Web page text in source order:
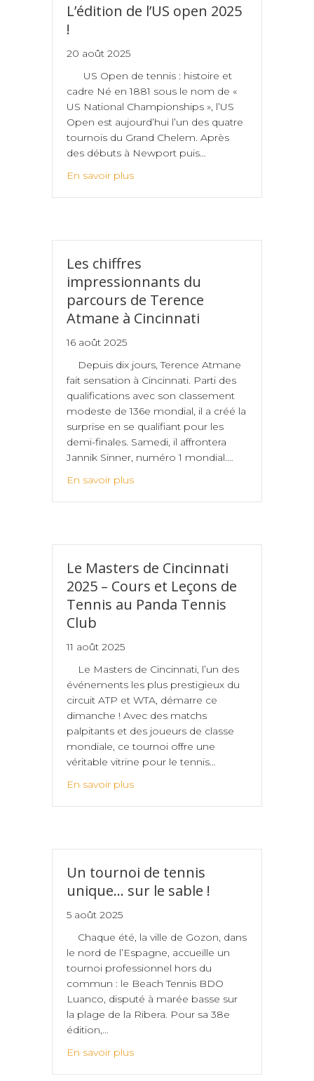
L’édition de l’US open 2025
!
20 août 2025
US Open de tennis : histoire et
cadre Né en 1881 sous le nom de «
US National Championships », l’US
Open est aujourd’hui l’un des quatre
tournois du Grand Chelem. Après
des débuts à Newport puis…
En savoir plus
Les chiffres
impressionnants du
parcours de Terence
Atmane à Cincinnati
16 août 2025
Depuis dix jours, Terence Atmane
fait sensation à Cincinnati. Parti des
qualifications avec son classement
modeste de 136e mondial, il a créé la
surprise en se qualifiant pour les
demi-finales. Samedi, il affrontera
Jannik Sinner, numéro 1 mondial.…
En savoir plus
Le Masters de Cincinnati
2025 – Cours et Leçons de
Tennis au Panda Tennis
Club
11 août 2025
Le Masters de Cincinnati, l’un des
événements les plus prestigieux du
circuit ATP et WTA, démarre ce
dimanche ! Avec des matchs
palpitants et des joueurs de classe
mondiale, ce tournoi offre une
véritable vitrine pour le tennis…
En savoir plus
Un tournoi de tennis
unique… sur le sable !
5 août 2025
Chaque été, la ville de Gozon, dans
le nord de l’Espagne, accueille un
tournoi professionnel hors du
commun : le Beach Tennis BDO
Luanco, disputé à marée basse sur
la plage de la Ribera. Pour sa 38e
édition,…
En savoir plus